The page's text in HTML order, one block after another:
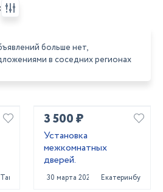
больше нет,
в соседних регионах
3 500 ₽
Установка
межкомнатных
дверей.
30 марта 2025 Екатеринбург